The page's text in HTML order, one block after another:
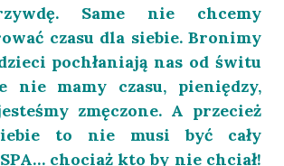
Same nie chcemy
czasu dla siebie. Bronimy
pochłaniają nas od świtu
nie mamy czasu, pieniędzy,
zmęczone. A przecież
to nie musi być cały
chociaż kto by nie chciał!